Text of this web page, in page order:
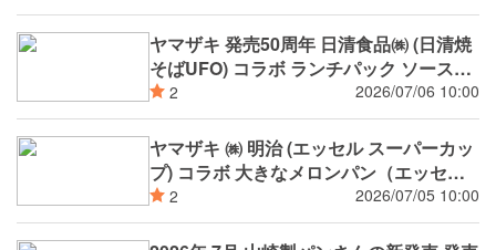
ヤマザキ 発売50周年 日清食品㈱ (日清焼
そばUFO) コラボ ランチパック ソース焼
きそば (日清焼そば Ｕ.Ｆ.Ｏ.監修) コッペ
パン（ソース焼そば）日清焼そばU.F.O.
監修 薄皮U.F.O.焼そばぱん（マヨネーズ
入り）（日清焼そばU.F.O.監修）
2 2026/07/06 10:00
ヤマザキ ㈱ 明治 (エッセル スーパーカッ
プ) コラボ 大きなメロンパン（エッセル
スーパーカップ超バニラ風味）コロネ
（エッセルスーパーカップ超バニラ風
2 2026/07/05 10:00